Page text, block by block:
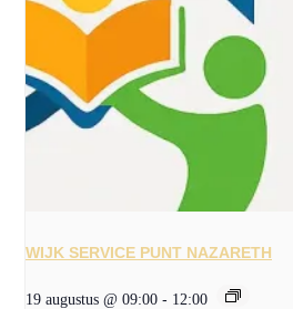
WIJK SERVICE PUNT NAZARETH
19 augustus @ 09:00 - 12:00